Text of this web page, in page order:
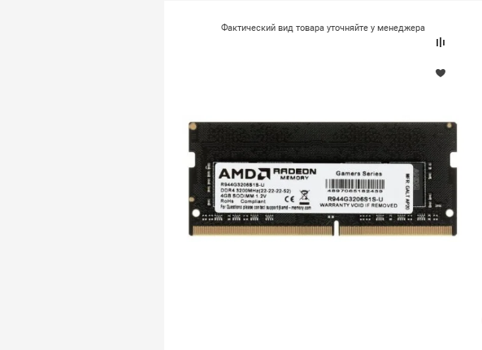
Фактический вид товара уточняйте у менеджера